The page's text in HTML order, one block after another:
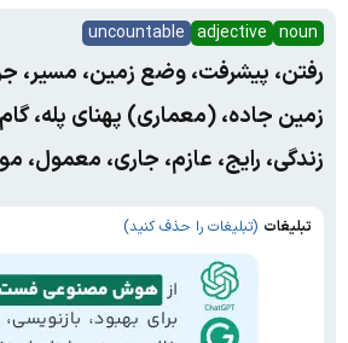
noun
adjective
uncountable
رفتن، پیشرفت، وضع زمین، مسیر،
زمین جاده، (معماری) پهنای پله،
زندگی، رایج، عازم، جاری، معمول،
تبلیغات (تبلیغات را حذف کنید)